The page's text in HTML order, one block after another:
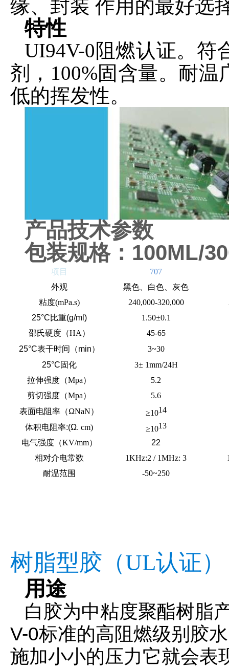
缘、封装 作用的最好选
特性
UI94V-0阻燃认证。符
剂，100%固含量。耐温
低的挥发性。
产品技术
包装规格： 100ML/
项目
707
外观
黑色、白色、灰色
粘度(mPa.s)
240,000-320,000
25°C比重(g/ml)
1.50±0.1
邵氏硬度（HA）
45-65
25°C表干时间（min）
3~30
25°C固化
3± 1mm/24H
拉伸强度（Mpa）
5.2
剪切强度（Mpa）
5.6
表面电阻率（ΩNaN） ≥1014
体积电阻率:(Ω. cm) ≥1013
电气强度（KV/mm）
22
相对介电常数
1KHz:2 / 1MHz: 3
耐温范围
-50~250
树脂型胶 （UL认证）
用途
白胶为中粘度聚酯树脂
V-0标准的高阻燃级别胶
施加小小的压力它就会表